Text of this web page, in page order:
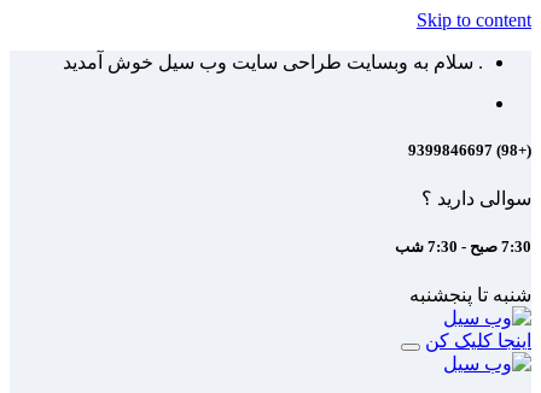
Skip to content
. سلام به وبسایت طراحی سایت وب سیل خوش آمدید
(+98) 9399846697
سوالی دارید ؟
7:30 صبح - 7:30 شب
شنبه تا پنجشنبه
اینجا کلیک کن